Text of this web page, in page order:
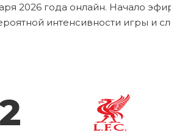
2026 года онлайн. Начало
интенсивности игры и